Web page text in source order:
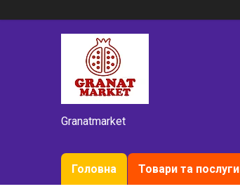
Granatmarket
Головна Товари та послуги